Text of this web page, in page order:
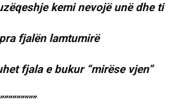
kemi nevojë unë dhe ti
fjalën lamtumirë
fjala e bukur “mirëse vjen”